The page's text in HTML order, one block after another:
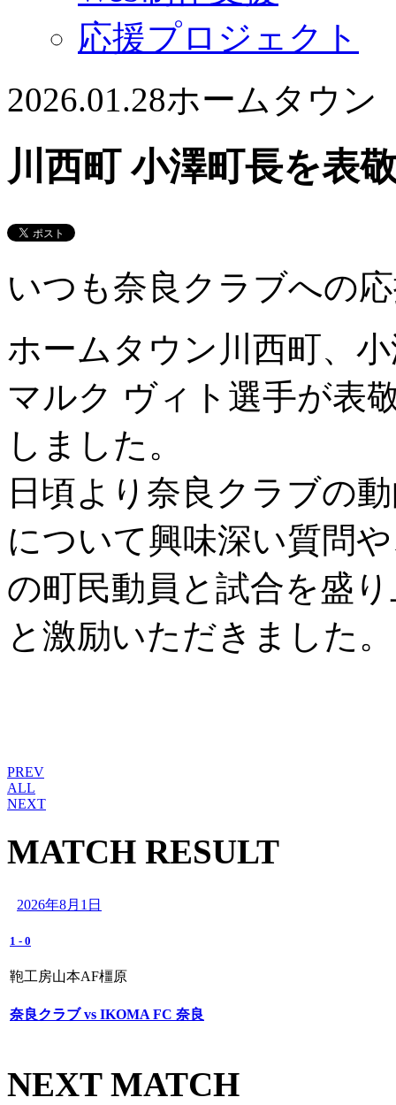
応援プロジェクト
2026.01.28ホームタウン
川西町 小澤町長を表
いつも奈良クラブへの
ホームタウン川西町、
マルク ヴィト選手が表
しました。
日頃より奈良クラブの
について興味深い質問
の町民動員と試合を盛
と激励いただきました。
PREV
ALL
NEXT
MATCH RESULT
2026年8月1日
1 - 0
鞄工房山本AF橿原
奈良クラブ vs IKOMA FC 奈良
NEXT MATCH